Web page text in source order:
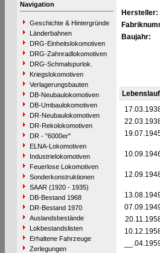
Navigation
Geschichte & Hintergründe
Länderbahnen
DRG-Einheitslokomotiven
DRG-Zahnradlokomotiven
DRG-Schmalspurlok.
Kriegslokomotiven
Verlagerungsbauten
DB-Neubaulokomotiven
DB-Umbaulokomotiven
DR-Neubaulokomotiven
DR-Rekolokomotiven
DR - "6000er"
ELNA-Lokomotiven
Industrielokomotiven
Feuerlose Lokomotiven
Sonderkonstruktionen
SAAR (1920 - 1935)
DB-Bestand 1968
DR-Bestand 1970
Auslandsbestände
Lokbestandslisten
Erhaltene Fahrzeuge
Zerlegungen
Hersteller:
Baujahr:
Lebenslauf